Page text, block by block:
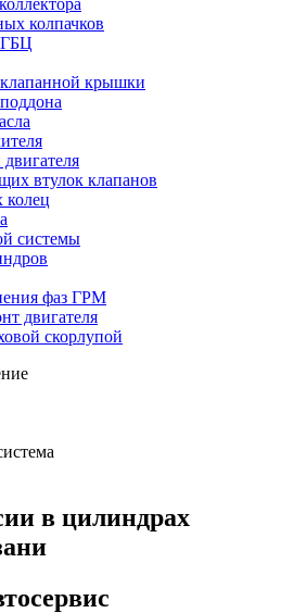
колпачков
ГБЦ
крышки
втулок клапанов
колец
системы
фаз ГРМ
двигателя
скорлупой
в цилиндрах